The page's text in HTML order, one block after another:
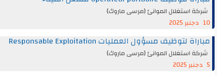
شركة استغلال الموانئ (مرسى ماروك)
10 دجنبر 2025
مباراة لتوظيف مسؤول العمليات Responsable Exploitation
شركة استغلال الموانئ (مرسى ماروك)